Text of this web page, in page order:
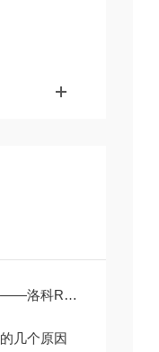
性能差异与选型指南
几个原因